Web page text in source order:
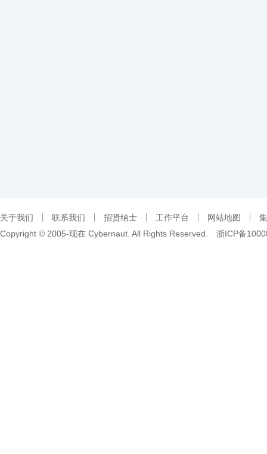
关于我们 联系我们 招贤纳士 工作平台 网站地图
Copyright © 2005-现在 Cybernaut. All Rights Reserved. 浙ICP备